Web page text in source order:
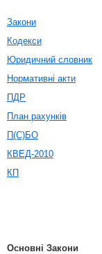
Закони
Кодекси
Юридичний словник
Нормативні акти
ПДР
План рахунків
П(С)БО
КВЕД-2010
КП
Основні Закони